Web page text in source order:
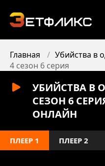
Главная
Убийства в
4 сезон 6 серия
УБИЙСТВА В
СЕЗОН 6
ОНЛАЙН
ПЛЕЕР 1 ПЛЕЕР 2